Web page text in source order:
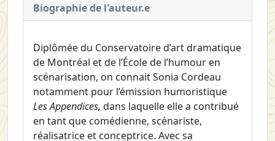
Biographie de l'auteur.e
Diplômée du Conservatoire d’art dramatique
de Montréal et de l’École de l’humour en
scénarisation, on connait Sonia Cordeau
notamment pour l’émission humoristique
Les Appendices, dans laquelle elle a contribué
en tant que comédienne, scénariste,
réalisatrice et conceptrice. Avec sa